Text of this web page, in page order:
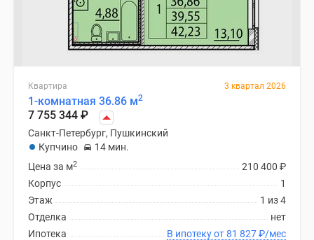
Квартира 3 квартал 2026
1-комнатная 36.86 м2
7 755 344 ₽
Санкт-Петербург, Пушкинский
Купчино
14 мин.
210 400 ₽
Цена за м2
1
Корпус
1 из 4
Этаж
нет
Отделка
В ипотеку от 81 827₽/мес
Ипотека